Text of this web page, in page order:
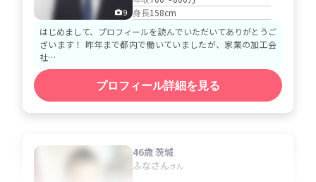
9 身長158cm
はじめまして、プロフィールを読んでいただいてありがとうご
ざいます！ 昨年まで都内で働いていましたが、家業の加工会
社…
プロフィール詳細を見る
46歳 茨城
ふなさん さん